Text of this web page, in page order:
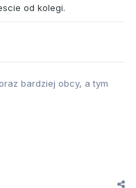
od kolegi.
bardziej obcy, a tym